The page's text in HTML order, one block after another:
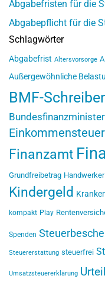
Abgabefristen für die
Abgabepflicht für die
Schlagwörter
Abgabefrist Altersvorsorge
Außergewöhnliche
BMF-
Einkommensteuer
Finanzamt
Grundfreibetrag
Kindergeld
kompakt Play
Spenden
Steuererstattung steuerfrei
Umsatzsteuererklärung Urteil